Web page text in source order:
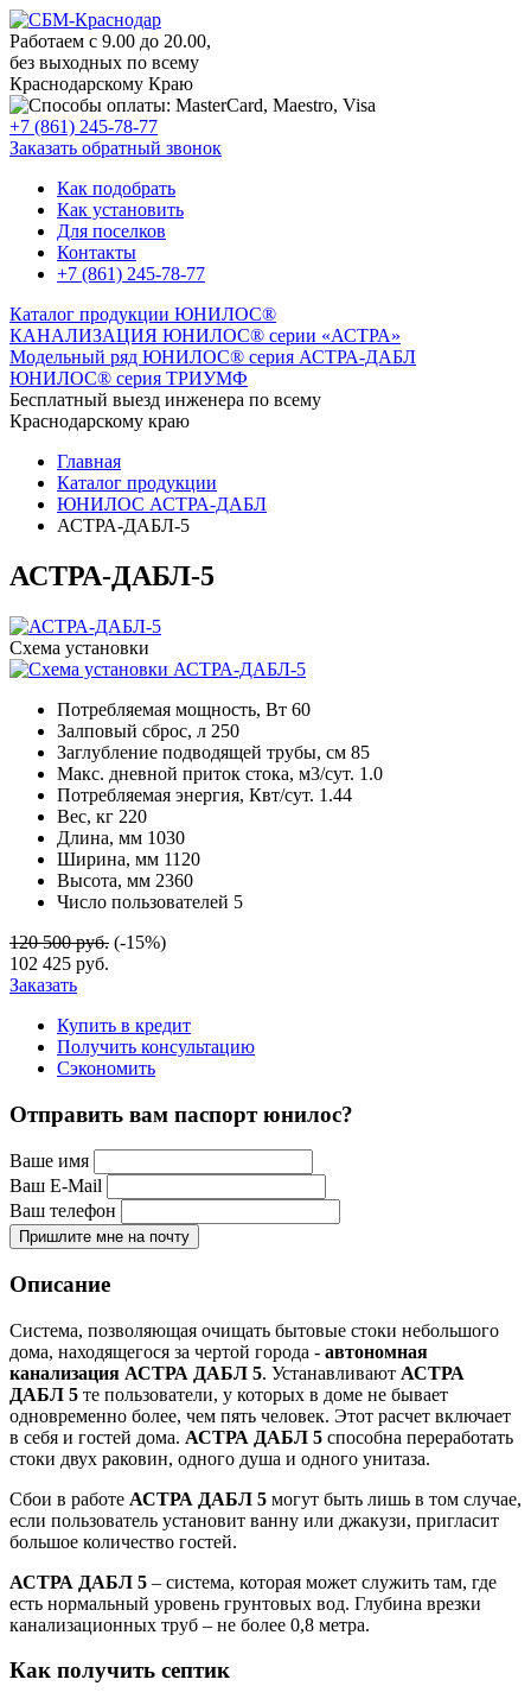
Работаем с 9.00 до 20.00,
без выходных по всему
Краснодарскому Краю
+7 (861) 245-78-77
Заказать обратный звонок
Как подобрать
Как установить
Для поселков
Контакты
+7 (861) 245-78-77
Каталог продукции ЮНИЛОС®
КАНАЛИЗАЦИЯ ЮНИЛОС® серии «АСТРА»
Модельный ряд ЮНИЛОС® серия АСТРА-ДАБЛ
ЮНИЛОС® серия ТРИУМФ
Бесплатный выезд инженера по всему
Краснодарскому краю
Главная
Каталог продукции
ЮНИЛОС АСТРА-ДАБЛ
АСТРА-ДАБЛ-5
АСТРА-ДАБЛ-5
Схема установки
Потребляемая мощность, Вт 60
Залповый сброс, л 250
Заглубление подводящей трубы, см 85
Макс. дневной приток стока, м3/сут. 1.0
Потребляемая энергия, Квт/сут. 1.44
Вес, кг 220
Длина, мм 1030
Ширина, мм 1120
Высота, мм 2360
Число пользователей 5
120 500 руб. (-15%)
102 425 руб.
Заказать
Купить в кредит
Получить консультацию
Сэкономить
Отправить вам паспорт юнилос?
Ваше имя
Ваш E-Mail
Ваш телефон
Пришлите мне на почту
Описание
Система, позволяющая очищать бытовые стоки небольшого
дома, находящегося за чертой города - автономная
канализация АСТРА ДАБЛ 5. Устанавливают АСТРА
ДАБЛ 5 те пользователи, у которых в доме не бывает
одновременно более, чем пять человек. Этот расчет включает
в себя и гостей дома. АСТРА ДАБЛ 5 способна переработать
стоки двух раковин, одного душа и одного унитаза.
Сбои в работе АСТРА ДАБЛ 5 могут быть лишь в том случае,
если пользователь установит ванну или джакузи, пригласит
большое количество гостей.
АСТРА ДАБЛ 5 – система, которая может служить там, где
есть нормальный уровень грунтовых вод. Глубина врезки
канализационных труб – не более 0,8 метра.
Как получить септик